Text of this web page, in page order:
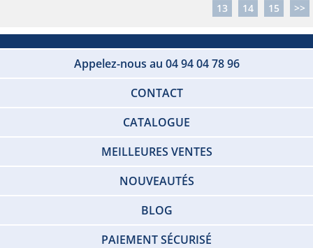
13
14 15 >>
Appelez-nous au 04 94 04 78 96
CONTACT
CATALOGUE
MEILLEURES VENTES
NOUVEAUTÉS
BLOG
PAIEMENT SÉCURISÉ